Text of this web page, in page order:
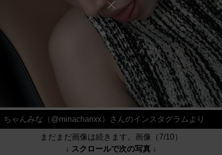
ちゃんみな（@minachanxx）さんのインスタグラムより
まだまだ画像は続きます。画像（7/10）
↓ スクロールで次の写真 ↓